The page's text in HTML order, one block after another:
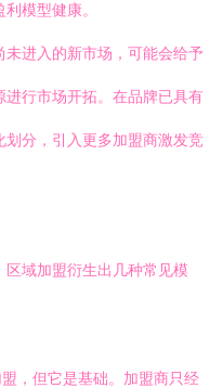
模型健康。
未进入的新市场，可能会给予
行市场开拓。在品牌已具有
分，引入更多加盟商激发竞
域加盟衍生出几种常见模
盟，但它是基础。加盟商只经